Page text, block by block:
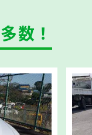
多数！